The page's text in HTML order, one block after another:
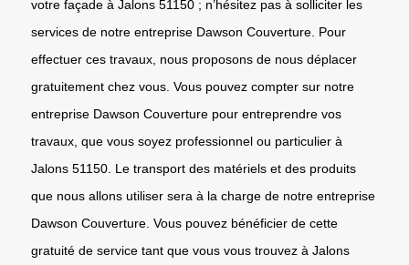
votre façade à Jalons 51150 ; n’hésitez pas à solliciter les
services de notre entreprise Dawson Couverture. Pour
effectuer ces travaux, nous proposons de nous déplacer
gratuitement chez vous. Vous pouvez compter sur notre
entreprise Dawson Couverture pour entreprendre vos
travaux, que vous soyez professionnel ou particulier à
Jalons 51150. Le transport des matériels et des produits
que nous allons utiliser sera à la charge de notre entreprise
Dawson Couverture. Vous pouvez bénéficier de cette
gratuité de service tant que vous vous trouvez à Jalons